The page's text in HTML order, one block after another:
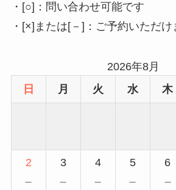
・[○]：問い合わせ可能です
・[×]または[－]：ご予約いただけ
2026年8月
日
月 火 水 木
2
－
3
－
4
－
5
－
6
－